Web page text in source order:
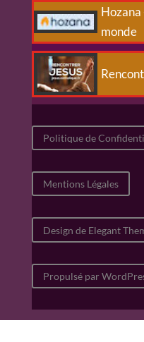
Hozana
monde
Politique de
Mentions Légales
Design de Elegant
Propulsé par